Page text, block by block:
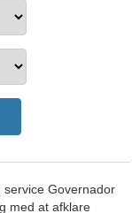
Governador
med at afklare